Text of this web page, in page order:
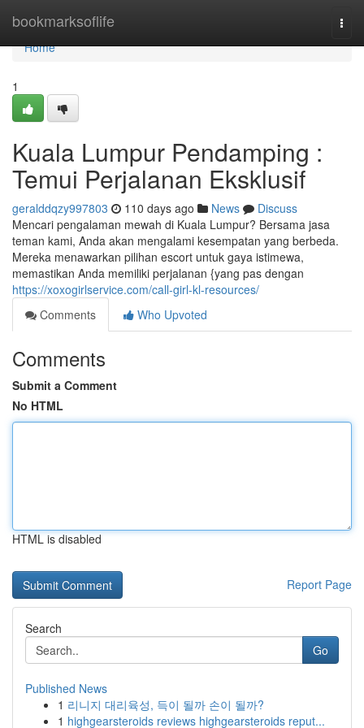
bookmarksoflife
Home
Home
1
Kuala Lumpur Pendamping :
Temui Perjalanan Eksklusif
geralddqzy997803 110 days ago News
Discuss
Mencari pengalaman mewah di Kuala Lumpur? Bersama jasa
teman kami, Anda akan mengalami kesempatan yang berbeda.
Mereka menawarkan pilihan escort untuk gaya istimewa,
memastikan Anda memiliki perjalanan {yang pas dengan
https://xoxogirlservice.com/call-girl-kl-resources/
Comments
Who Upvoted
Comments
Submit a Comment
No HTML
HTML is disabled
Report Page
Search
Go
Published News
1 리니지 대리육성, 득이 될까 손이 될까?
1 highgearsteroids reviews highgearsteroids reput...